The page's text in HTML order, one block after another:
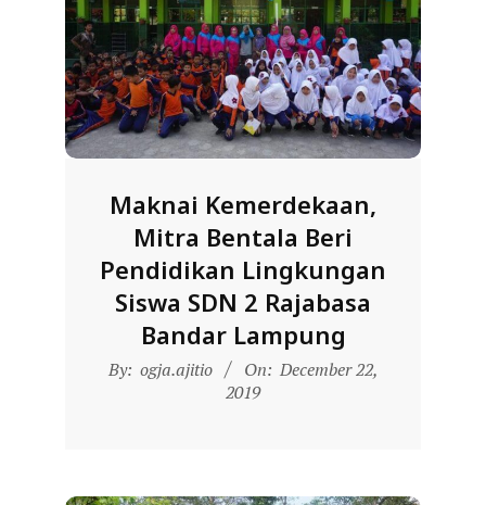
Maknai Kemerdekaan,
Mitra Bentala Beri
Pendidikan Lingkungan
Siswa SDN 2 Rajabasa
Bandar Lampung
2019-
By: ogja.ajitio On: December 22,
2019